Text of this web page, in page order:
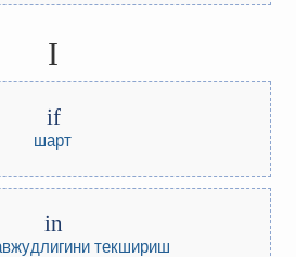
I
if
шарт
in
текшириш